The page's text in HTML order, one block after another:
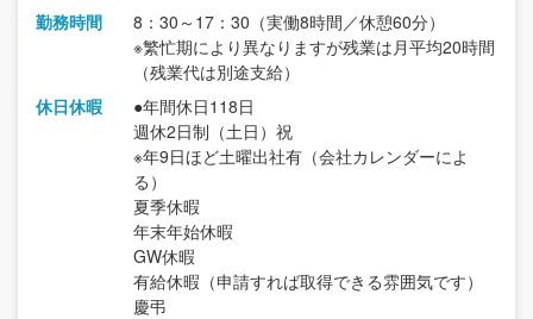
勤務時間
8：30～17：30（実働8時間／休憩60分）
※繁忙期により異なりますが残業は月平均20時間
（残業代は別途支給）
休日休暇
●年間休日118日
週休2日制（土日）祝
※年9日ほど土曜出社有（会社カレンダーによ
る）
夏季休暇
年末年始休暇
GW休暇
有給休暇（申請すれば取得できる雰囲気です）
慶弔